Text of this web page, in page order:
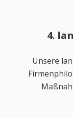
4.
Unsere